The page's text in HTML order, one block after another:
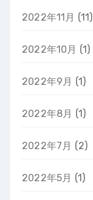
2022年11月 (11)
2022年10月 (1)
2022年9月 (1)
2022年8月 (1)
2022年7月 (2)
2022年5月 (1)